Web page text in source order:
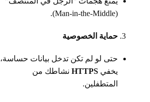
(Man-in-the-Middle).
حماية الخصوصية
حتى لو لم تكن تدخل بيانات حساسة،
يخفي HTTPS نشاطك من
المتطفلين.